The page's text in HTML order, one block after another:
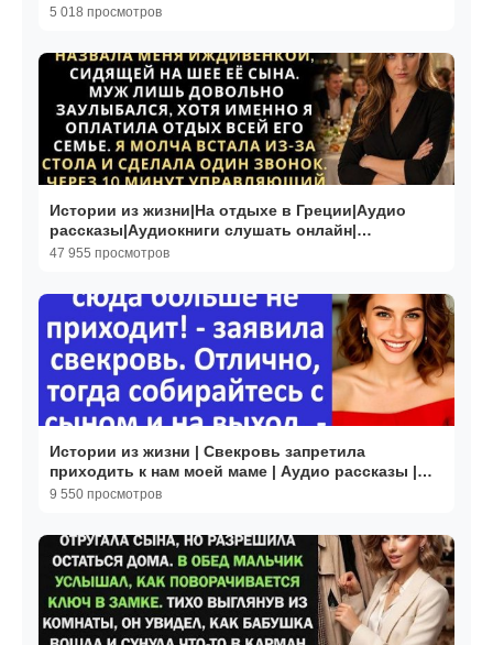
5 018 просмотров
Истории из жизни|На отдыхе в Греции|Аудио
рассказы|Аудиокниги слушать онлайн|
Жизненные истории
47 955 просмотров
Истории из жизни | Свекровь запретила
приходить к нам моей маме | Аудио рассказы |
Жизненные истории
9 550 просмотров